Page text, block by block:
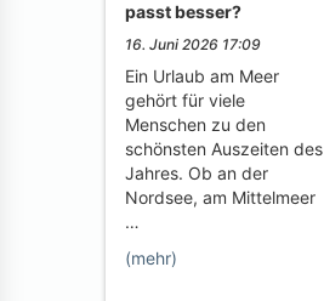
passt besser?
16. Juni 2026 17:09
Ein Urlaub am Meer
gehört für viele
Menschen zu den
schönsten Auszeiten des
Jahres. Ob an der
Nordsee, am Mittelmeer
…
(mehr)